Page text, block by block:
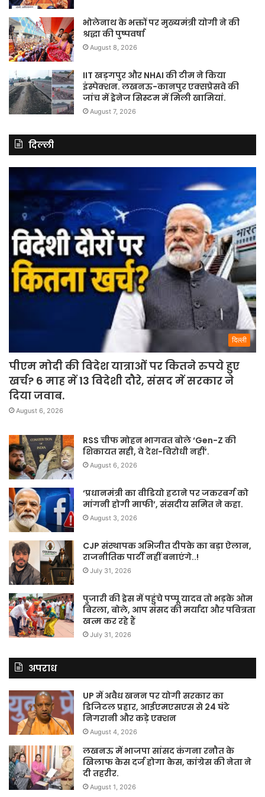
भोलेनाथ के भक्तों पर मुख्यमंत्री योगी ने की
श्रद्धा की पुष्पवर्षा
August 8, 2026
IIT खड़गपुर और NHAI की टीम ने किया
इंस्पेक्शन. लखनऊ-कानपुर एक्सप्रेसवे की
जांच में ड्रेनेज सिस्टम में मिली खामियां.
August 7, 2026
दिल्ली
दिल्ली
पीएम मोदी की विदेश यात्राओं पर कितने रुपये हुए
खर्च? 6 माह में 13 विदेशी दौरे, संसद में सरकार ने
दिया जवाब.
August 6, 2026
RSS चीफ मोहन भागवत बोले ‘Gen-Z की
शिकायत सही, वे देश-विरोधी नहीं’.
August 6, 2026
‘प्रधानमंत्री का वीडियो हटाने पर जकरबर्ग को
मांगनी होगी माफी’, संसदीय समित ने कहा.
August 3, 2026
CJP संस्थापक अभिजीत दीपके का बड़ा ऐलान,
राजनीतिक पार्टी नहीं बनाएंगे..!
July 31, 2026
पुजारी की ड्रेस में पहुंचे पप्पू यादव तो भड़के ओम
बिरला, बोले, आप संसद की मर्यादा और पवित्रता
खत्म कर रहे हैं
July 31, 2026
अपराध
UP में अवैध खनन पर योगी सरकार का
डिजिटल प्रहार, आईएमएसएस से 24 घंटे
निगरानी और कड़े एक्शन
August 4, 2026
लखनऊ में भाजपा सांसद कंगना रनौत के
खिलाफ केस दर्ज होगा केस, कांग्रेस की नेता ने
दी तहरीर.
August 1, 2026